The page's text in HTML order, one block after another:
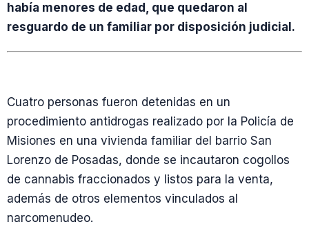
había menores de edad, que quedaron al
resguardo de un familiar por disposición judicial.
Cuatro personas fueron detenidas en un
procedimiento antidrogas realizado por la Policía de
Misiones en una vivienda familiar del barrio San
Lorenzo de Posadas, donde se incautaron cogollos
de cannabis fraccionados y listos para la venta,
además de otros elementos vinculados al
narcomenudeo.